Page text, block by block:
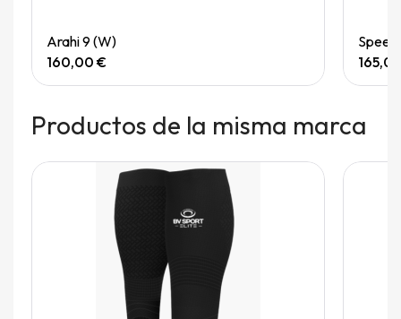
Arahi 9 (W)
160,00 €
Productos de la misma marca